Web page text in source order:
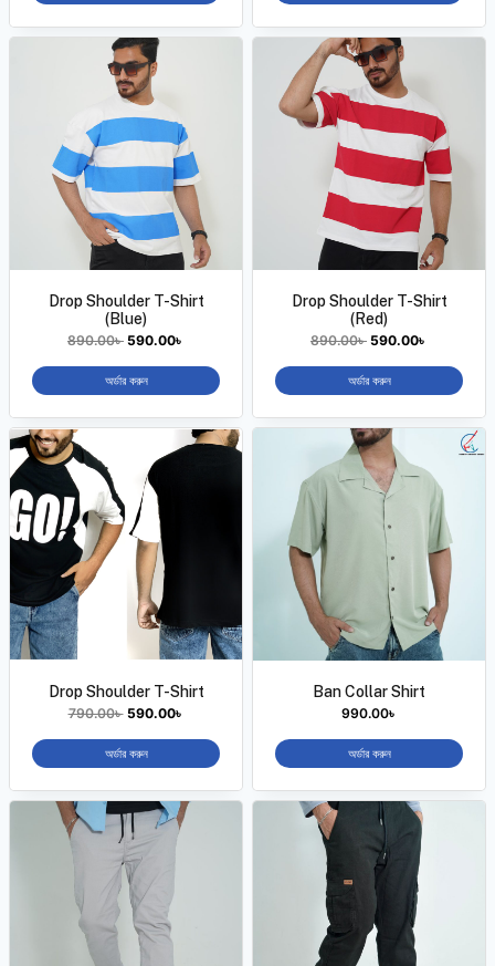
Drop Shoulder T-Shirt
(Blue)
890.00৳ 590.00৳
অর্ডার করুন
Drop Shoulder T-Shirt
(Red)
890.00৳ 590.00৳
অর্ডার করুন
Drop Shoulder T-Shirt
790.00৳ 590.00৳
অর্ডার করুন
Ban Collar Shirt
990.00৳
অর্ডার করুন